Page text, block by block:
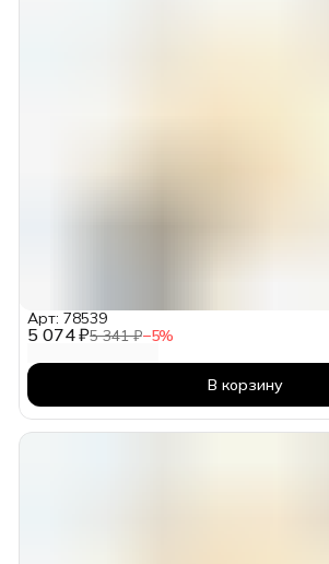
5 074 ₽5 341 ₽−5%
Арт: 78539
В корзину